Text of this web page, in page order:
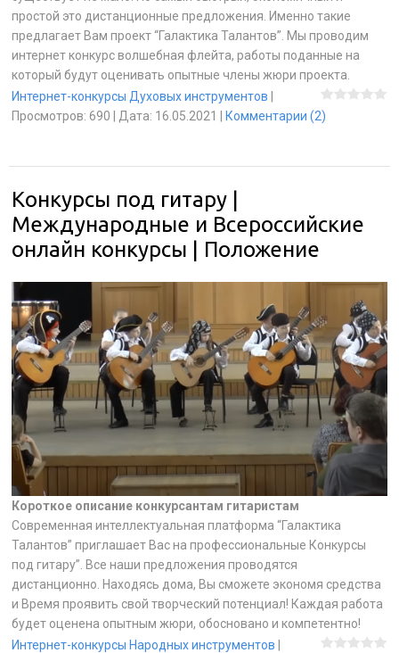
простой это дистанционные предложения. Именно такие
предлагает Вам проект “Галактика Талантов”. Мы проводим
интернет конкурс волшебная флейта, работы поданные на
который будут оценивать опытные члены жюри проекта.
Интернет-конкурсы Духовых инструментов
Просмотров: 690 Дата: 16.05.2021 Комментарии (2)
Конкурсы под гитару |
Международные и Всероссийские
онлайн конкурсы | Положение
Короткое описание конкурсантам гитаристам
Современная интеллектуальная платформа “Галактика
Талантов” приглашает Вас на профессиональные Конкурсы
под гитару”. Все наши предложения проводятся
дистанционно. Находясь дома, Вы сможете экономя средства
и Время проявить свой творческий потенциал! Каждая работа
будет оценена опытным жюри, обосновано и компетентно!
Интернет-конкурсы Народных инструментов